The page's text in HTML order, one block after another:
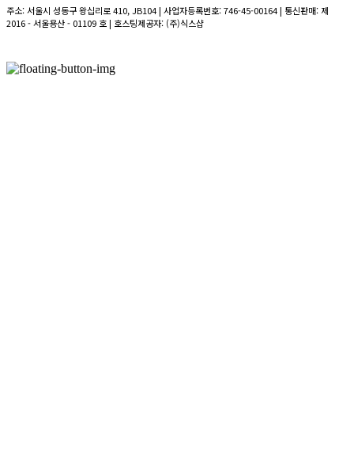
주소: 서울시 성동구 왕십리로 410, JB104 | 사업자등록번호:746-45-00164| 통신판매:제
2016 - 서울용산 - 01109 호| 호스팅제공자: (주)식스샵